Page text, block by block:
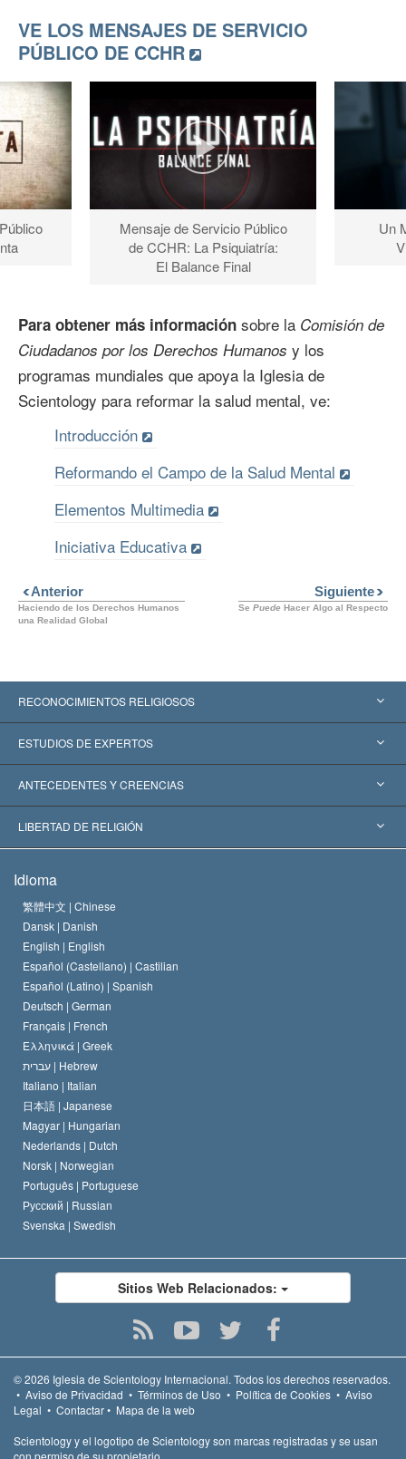
VE LOS MENSAJES DE SERVICIO
PÚBLICO DE CCHR
Mensaje de Servicio Público
de CCHR: La Psiquiatría:
El Balance Final
Un
Para obtener más información sobre la Comisión de
Ciudadanos por los Derechos Humanos y los
programas mundiales que apoya la Iglesia de
Scientology para reformar la salud mental, ve:
Introducción
Reformando el Campo de la Salud Mental
Elementos Multimedia
Iniciativa Educativa
Anterior
Haciendo de los Derechos Humanos
una Realidad Global
Siguiente
Se Puede Hacer Algo al Respecto
RECONOCIMIENTOS RELIGIOSOS
Estados Unidos
Reconocimientos Mundiales
Decisiones Históricas
ESTUDIOS DE EXPERTOS
Informes de Expertos por Categoría
Destacados Expertos Mundiales
ANTECEDENTES Y CREENCIAS
L. Ronald Hubbard
El Credo de la Iglesia de Scientology
El Código de un Scientologist
David Miscavige
LIBERTAD DE RELIGIÓN
Estándares de los Derechos Humanos Internacionales
Proclamación sobre la Religión
Idioma
繁體中文 | Chinese
Dansk | Danish
English | English
Español (Castellano) | Castilian
Español (Latino) | Spanish
Deutsch | German
Français | French
Ελληνικά | Greek
עברית | Hebrew
Italiano | Italian
日本語 | Japanese
Magyar | Hungarian
Nederlands | Dutch
Norsk | Norwegian
Português | Portuguese
Русский | Russian
Svenska | Swedish
Sitios Web Relacionados:
© 2026 Iglesia de Scientology Internacional. Todos los derechos reservados.
• Aviso de Privacidad • Términos de Uso • Política de Cookies • Aviso
Legal • Contactar• Mapa de la web
Scientology y el logotipo de Scientology son marcas registradas y se usan
con permiso de su propietario.